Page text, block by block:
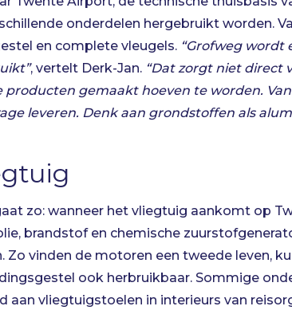
onderdelen hergebruikt worden.
en complete vleugels. “Grofweg wordt
, vertelt Derk-Jan. “Dat zorgt niet direct
gemaakt hoeven te worden.
leveren. Denk aan grondstoffen als
zo: wanneer het vliegtuig aankomt op
brandstof en chemische
vinden de motoren een tweede leven,
ook herbruikbaar. Sommige
aan vliegtuigstoelen in interieurs van